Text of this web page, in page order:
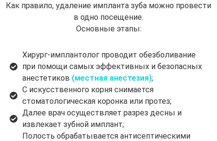
Как правило, удаление импланта зуба можно провести
в одно посещение.
Основные этапы:
Хирург-имплантолог проводит обезболивание
при помощи самых эффективных и безопасных
анестетиков (местная анестезия);
С искусственного корня снимается
стоматологическая коронка или протез;
Далее врач осуществляет разрез десны и
извлекает зубной имплант;
Полость обрабатывается антисептическими